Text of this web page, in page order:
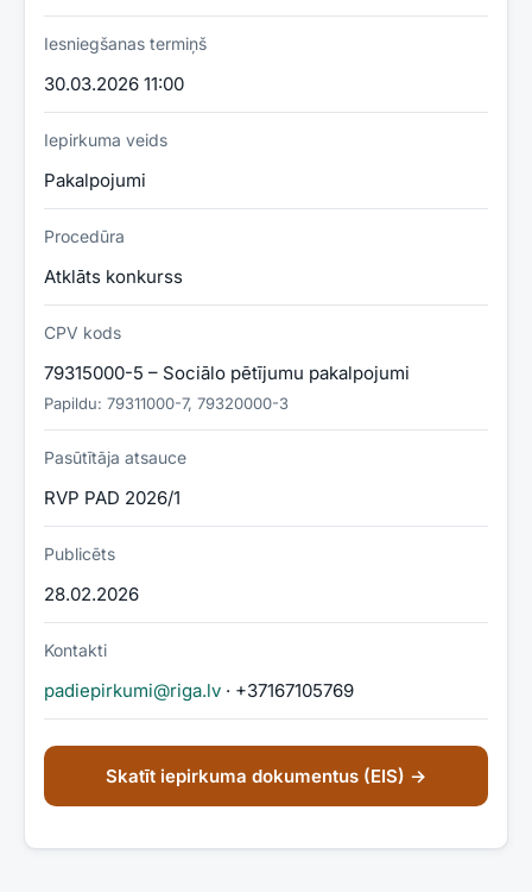
Iesniegšanas termiņš
30.03.2026 11:00
Iepirkuma veids
Pakalpojumi
Procedūra
Atklāts konkurss
CPV kods
79315000-5 – Sociālo pētījumu pakalpojumi
Papildu: 79311000-7, 79320000-3
Pasūtītāja atsauce
RVP PAD 2026/1
Publicēts
28.02.2026
Kontakti
padiepirkumi@riga.lv · +37167105769
Skatīt iepirkuma dokumentus (EIS) →